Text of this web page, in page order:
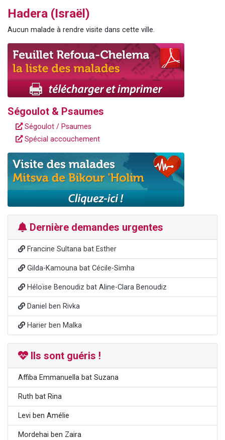
12 nouvelles musiques dans Torah-Box Music
Hadera (Israël)
Aucun malade à rendre visite dans cette ville.
Ségoulot & Psaumes
Ségoulot / Psaumes
Spécial accouchement
Dernière demandes urgentes
Francine Sultana bat Esther
Gilda-Kamouna bat Cécile-Simha
Héloïse Benoudiz bat Aline-Clara Benoudiz
Daniel ben Rivka
Harier ben Malka
Ils sont guéris !
Affiba Emmanuella bat Suzana
Ruth bat Rina
Levi ben Amélie
Mordehai ben Zaira